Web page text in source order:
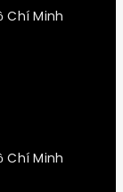
Chí Minh
Chí Minh